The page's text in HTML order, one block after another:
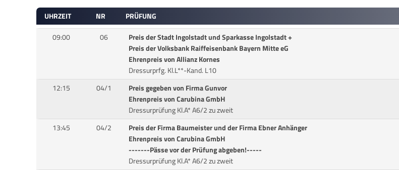
UHRZEIT NR PRÜFUNG
09:00
06
Preis der Stadt Ingolstadt und Sparkasse Ingolstadt +
Preis der Volksbank Raiffeisenbank Bayern Mitte eG
Ehrenpreis von Allianz Kornes
Dressurprfg. Kl.L**-Kand. L10
12:15 04/1
Preis gegeben von Firma Gunvor
Ehrenpreis von Carubina GmbH
Dressurprüfung Kl.A* A6/2 zu zweit
13:45 04/2
Preis der Firma Baumeister und der Firma Ebner Anhänger
Ehrenpreis von Carubina GmbH
-------Pässe vor der Prüfung abgeben!-----
Dressurprüfung Kl.A* A6/2 zu zweit